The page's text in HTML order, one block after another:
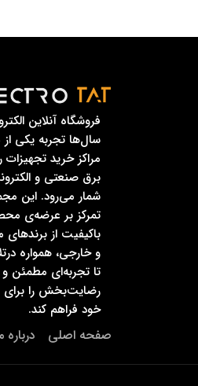
فروشگاه آنلاین
سال‌ها تجربه یکی از
مراکز خرید تجهیزات
برق صنعتی و
شمار می‌رود. این
تمرکز بر عرضه‌ی
باکیفیت از برندهای
و خارجی، همواره
تا تجربه‌ای مطمئن و
رضایت‌بخش را برای
خود فراهم کند.
صفحه اصلی درباره